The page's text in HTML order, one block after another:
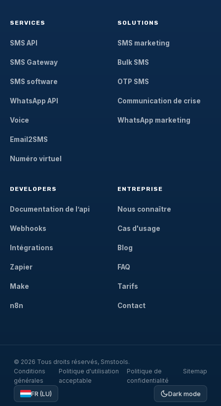
SERVICES
SMS API
SMS Gateway
SMS software
WhatsApp API
Voice
Email2SMS
Numéro virtuel
SOLUTIONS
SMS marketing
Bulk SMS
OTP SMS
Communication de crise
WhatsApp marketing
DEVELOPERS
Documentation de l’api
Webhooks
Intégrations
Zapier
Make
n8n
ENTREPRISE
Nous connaître
Cas d'usage
Blog
FAQ
Tarifs
Contact
© 2026 Tous droits réservés, Smstools.
Conditions
générales
Politique d'utilisation
acceptable
Politique de
confidentialité
Sitemap
FR (LU) Dark mode